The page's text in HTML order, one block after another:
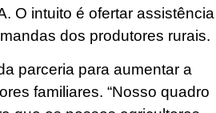
O intuito é ofertar assistência
dos produtores rurais.
parceria para aumentar a
familiares. “Nosso quadro